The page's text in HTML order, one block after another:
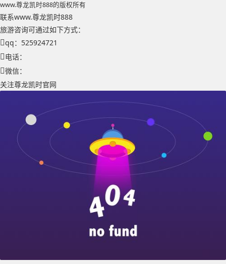
www.尊龙凯时888的版权所有
联系www.尊龙凯时888
旅游咨询可通过如下方式：
qq：525924721
电话：
微信：
关注尊龙凯时官网